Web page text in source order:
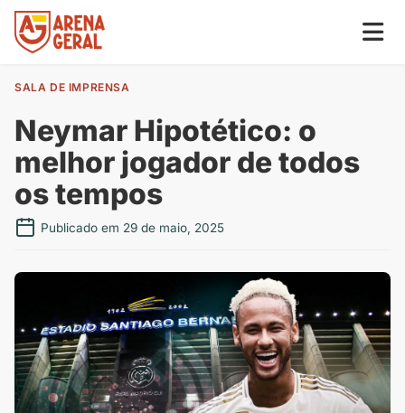
SALA DE IMPRENSA
Neymar Hipotético: o
melhor jogador de todos
os tempos
Publicado em 29 de maio, 2025